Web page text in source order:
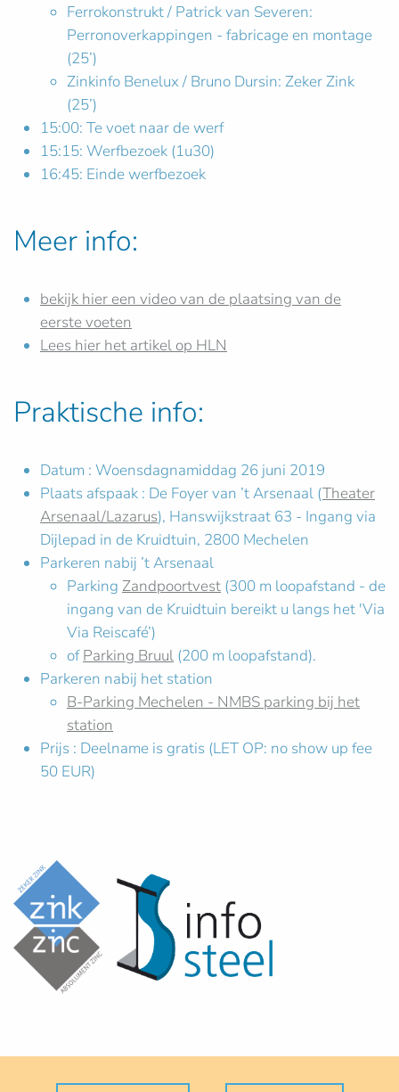
Ferrokonstrukt / Patrick van Severen:
Perronoverkappingen - fabricage en montage
(25’)
Zinkinfo Benelux / Bruno Dursin: Zeker Zink
(25’)
15:00: Te voet naar de werf
15:15: Werfbezoek (1u30)
16:45: Einde werfbezoek
Meer info:
bekijk hier een video van de plaatsing van de
eerste voeten
Lees hier het artikel op HLN
Praktische info:
Datum : Woensdagnamiddag 26 juni 2019
Plaats afspaak : De Foyer van ’t Arsenaal (Theater
Arsenaal/Lazarus), Hanswijkstraat 63 - Ingang via
Dijlepad in de Kruidtuin, 2800 Mechelen
Parkeren nabij ’t Arsenaal
Parking Zandpoortvest (300 m loopafstand - de
ingang van de Kruidtuin bereikt u langs het 'Via
Via Reiscafé’)
ofParking Bruul (200 m loopafstand).
Parkeren nabij het station
B-Parking Mechelen - NMBS parking bij het
station
Prijs : Deelname is gratis (LET OP: no show up fee
50 EUR)